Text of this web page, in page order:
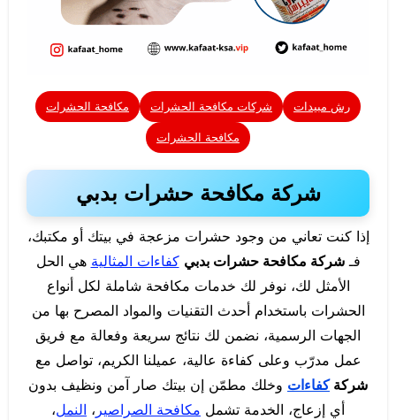
رش مبيدات شركات مكافحة الحشرات مكافحة الحشرات
مكافحة الحشرات
شركة مكافحة حشرات بدبي
إذا كنت تعاني من وجود حشرات مزعجة في بيتك أو مكتبك،
فـشركة مكافحة حشرات بدبي كفاءات المثالية هي الحل
الأمثل لك، نوفر لك خدمات مكافحة شاملة لكل أنواع
الحشرات باستخدام أحدث التقنيات والمواد المصرح بها من
الجهات الرسمية، نضمن لك نتائج سريعة وفعالة مع فريق
عمل مدرّب وعلى كفاءة عالية، عميلنا الكريم، تواصل مع
شركةكفاءات وخلك مطمّن إن بيتك صار آمن ونظيف بدون
أي إزعاج، الخدمة تشمل مكافحة الصراصير ، النمل،